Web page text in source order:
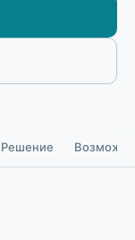
Решение